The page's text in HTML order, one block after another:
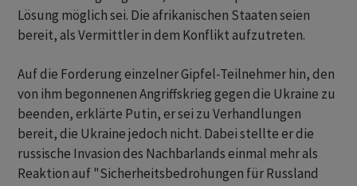
Lösung möglich sei. Die afrikanischen Staaten seien
bereit, als Vermittler in dem Konflikt aufzutreten.
Auf die Forderung einzelner Gipfel-Teilnehmer hin, den
von ihm begonnenen Angriffskrieg gegen die Ukraine zu
beenden, erklärte Putin, er sei zu Verhandlungen
bereit, die Ukraine jedoch nicht. Dabei stellte er die
russische Invasion des Nachbarlands einmal mehr als
Reaktion auf "Sicherheitsbedrohungen für Russland